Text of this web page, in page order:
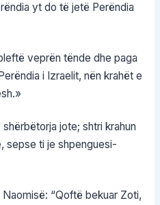
yt do të jetë Perëndia
veprën tënde dhe paga
i Izraelit, nën krahët e
jote; shtri krahun
sepse ti je shpenguesi-
“Qoftë bekuar Zoti,